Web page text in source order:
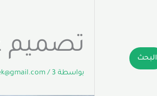
البحث تصميم
بواسطة / 3 يونيو، 2026